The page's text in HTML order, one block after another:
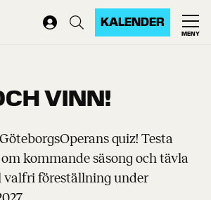
KALENDER
MENY
VINN!
quiz! Testa
kommande säsong och tävla
valfri föreställning under